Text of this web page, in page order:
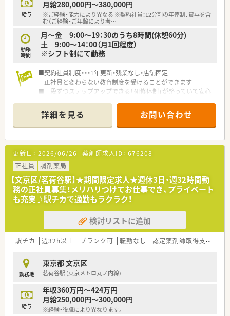
給与
月給280,000円～380,000円
※ご経験・能力により異なる ※契約社員：12分割の年俸制、賞与を含
む（ご経験・ご年齢により考…
勤務
時間
月～金 9:00～19：30のうち8時間(休憩60分)
土 9:00～14：00（月1回程度）
※シフト制にて勤務
■契約社員制度・・・1年更新・残業なし・店舗固定
正社員と変わらない教育制度を受けることができます
■一段ずつステップアップできる「研修体制」が整っていて安心
詳細を見る お問い合わせ
更新日： 2026/06/26 薬剤師求人ID： 676208
正社員
調剤薬局
【文京区/茗荷谷駅】★期間限定求人★週休3日・週32時間勤
務の正社員募集！メリハリつけてお仕事でき、プライベート
も充実♪駅チカで通勤もラクラク！
検討リストに追加
駅チカ 週32h以上 ブランク可 転勤なし 認定薬剤師取得支援あり
勤務地
東京都 文京区
茗荷谷駅 (東京メトロ丸ノ内線)
給与
年収360万円～424万円
月給250,000円～300,000円
※経験・役職により異なります。